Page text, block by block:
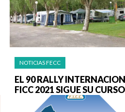
NOTICIAS FECC
EL 90 RALLY
FICC 2021 SIGUE SU CURSO